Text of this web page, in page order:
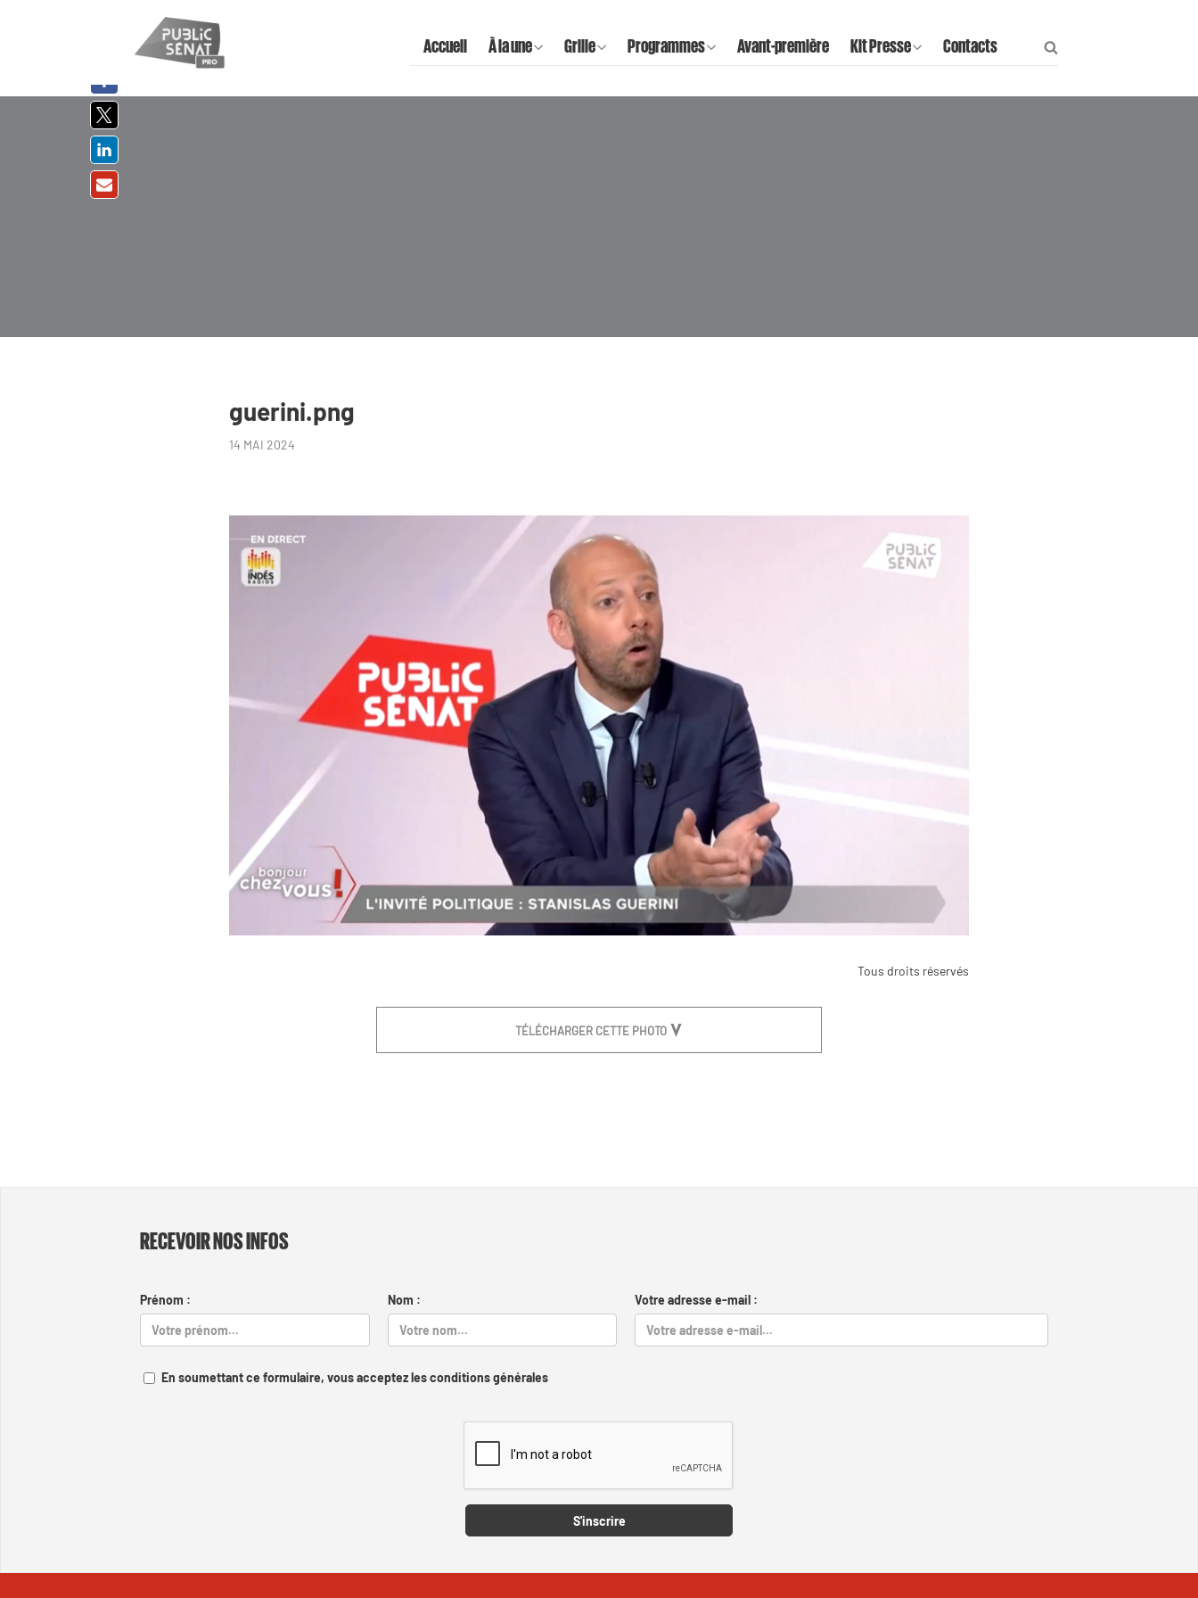
Accueil À la une Grille Programmes Avant-première Kit Presse Contacts
guerini.png
14 MAI 2024
Tous droits réservés
TÉLÉCHARGER CETTE PHOTO
RECEVOIR NOS INFOS
Prénom : Nom : Votre adresse e-mail :
En soumettant ce formulaire, vous acceptez les conditions générales
S'inscrire